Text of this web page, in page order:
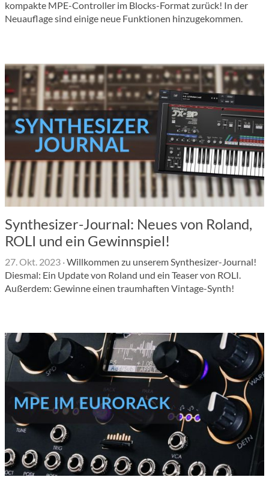
kompakte MPE-Controller im Blocks-Format zurück! In der
Neuauflage sind einige neue Funktionen hinzugekommen.
Synthesizer-Journal: Neues von Roland,
ROLI und ein Gewinnspiel!
27. Okt. 2023 ·Willkommen zu unserem Synthesizer-Journal!
Diesmal: Ein Update von Roland und ein Teaser von ROLI.
Außerdem: Gewinne einen traumhaften Vintage-Synth!